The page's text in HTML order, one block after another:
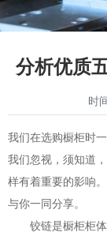
分析优质
时
我们在选购橱柜时
我们忽视，须知道
样有着重要的影响
与你一同分享。
铰链是橱柜柜体